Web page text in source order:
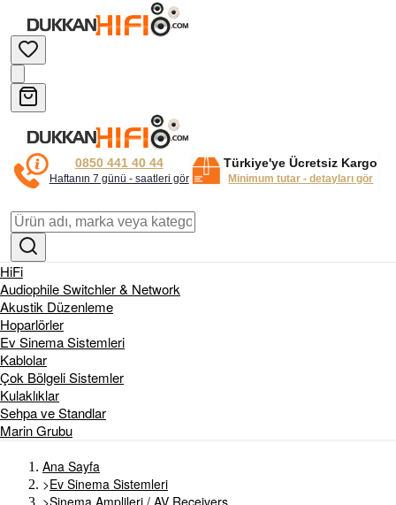
0850 441 40 44
Haftanın 7 günü - saatleri gör
Türkiye'ye Ücretsiz Kargo
Minimum tutar - detayları gör
HiFi
Audiophile Switchler & Network
Akustik Düzenleme
Hoparlörler
Ev Sinema Sistemleri
Kablolar
Çok Bölgeli Sistemler
Kulaklıklar
Sehpa ve Standlar
Marin Grubu
Ana Sayfa
>Ev Sinema Sistemleri
>Sinema Amplileri / AV Receivers